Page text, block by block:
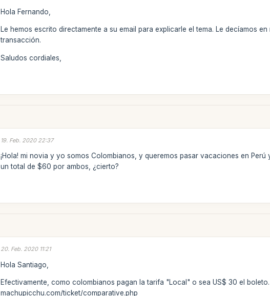
Hola Fernando,
Le hemos escrito directamente a su email para explicarle el tema. Le decíamos
transacción.
Saludos cordiales,
19. Feb. 2020 22:37
¡Hola! mi novia y yo somos Colombianos, y queremos pasar vacaciones en
un total de $60 por ambos, ¿cierto?
20. Feb. 2020 11:21
Hola Santiago,
Efectivamente, como colombianos pagan la tarifa "Local" o sea US$ 30 el
machupicchu.com/ticket/comparative.php